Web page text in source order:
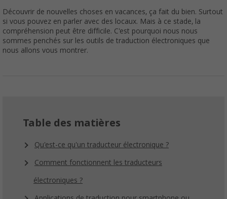
Découvrir de nouvelles choses en vacances, ça fait du bien. Surtout
si vous pouvez en parler avec des locaux. Mais à ce stade, la
compréhension peut être difficile. C'est pourquoi nous nous
sommes penchés sur les outils de traduction électroniques que
nous allons vous montrer.
Table des matières
Qu'est-ce qu'un traducteur électronique ?
Comment fonctionnent les traducteurs
électroniques ?